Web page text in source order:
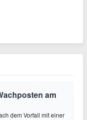
am
dem Vorfall mit einer